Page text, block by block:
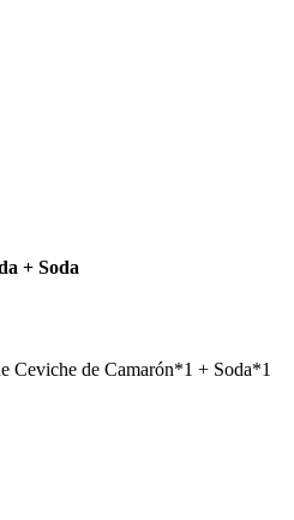
+ Soda
Ceviche de Camarón*1 + Soda*1